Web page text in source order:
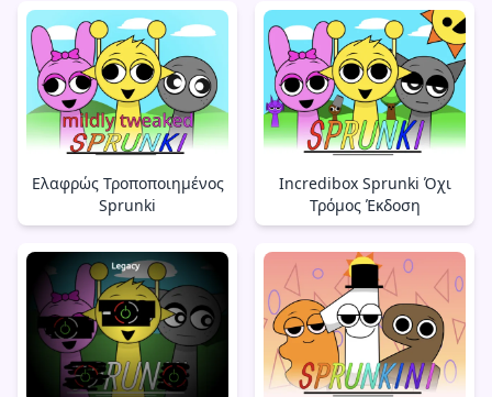
Ελαφρώς Τροποποιημένος
Sprunki
Incredibox Sprunki Όχι
Τρόμος Έκδοση